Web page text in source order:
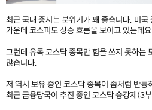
최근 국내 증시는 분위기가 꽤 좋습니다. 미국
가운데 코스피도 상승 흐름을 보이고 있는데요.
그런데 유독 코스닥 종목만 힘을 쓰지 못하는
많습니다.
저 역시 보유 중인 코스닥 종목이 좀처럼 반등
최근 금융당국이 추진 중인 코스닥 승강제(3